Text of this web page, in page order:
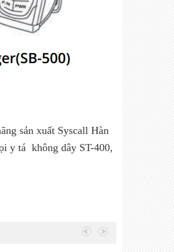
sản xuất Syscall Hàn
y tá không dây ST-400,